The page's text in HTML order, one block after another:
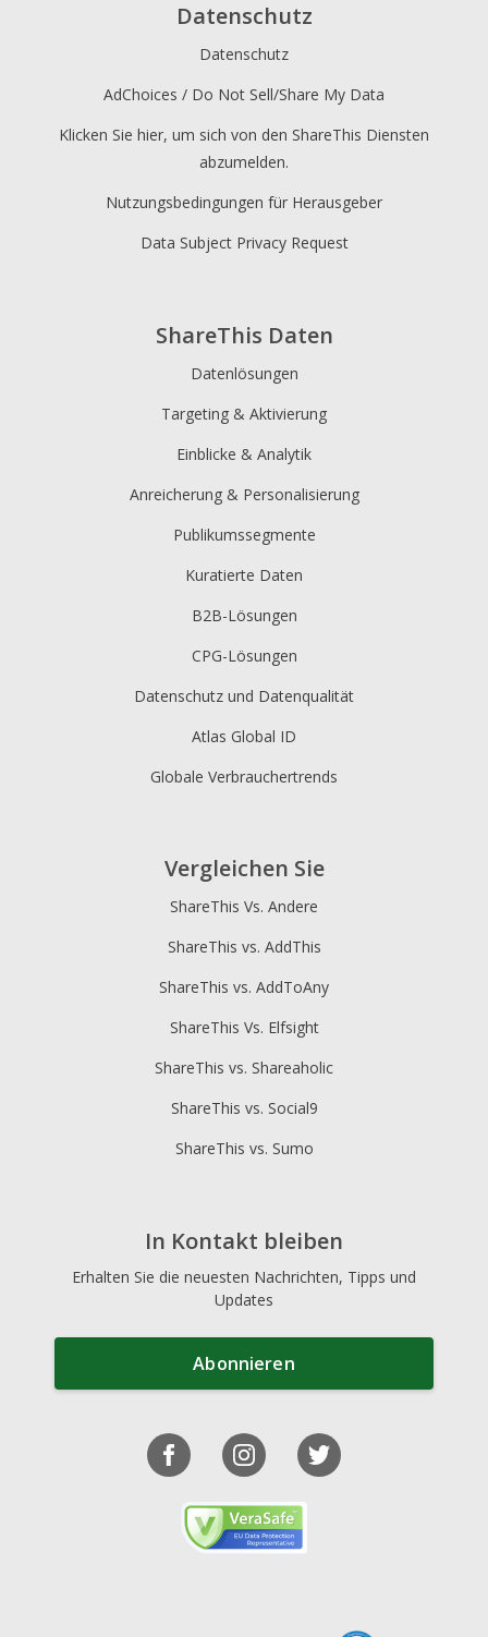
ShareThis Daten
Datenlösungen
Targeting & Aktivierung
Einblicke & Analytik
Anreicherung & Personalisierung
Publikumssegmente
Kuratierte Daten
B2B-Lösungen
CPG-Lösungen
Datenschutz und Datenqualität
Atlas Global ID
Globale Verbrauchertrends
Datenschutz
Datenschutz
AdChoices / Do Not Sell/Share My Data
Klicken Sie hier, um sich von den ShareThis Diensten
abzumelden.
Nutzungsbedingungen für Herausgeber
Data Subject Privacy Request
Vergleichen Sie
ShareThis Vs. Andere
ShareThis vs. AddThis
ShareThis vs. AddToAny
ShareThis Vs. Elfsight
ShareThis vs. Shareaholic
ShareThis vs. Social9
ShareThis vs. Sumo
In Kontakt bleiben
Erhalten Sie die neuesten Nachrichten, Tipps und
Updates
Abonnieren